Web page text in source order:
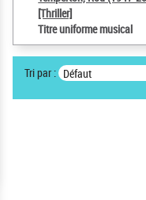
[Thriller]
Titre uniforme musical
Tri par : Défaut